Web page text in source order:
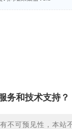
务和技术支持？
不可预见性，本站